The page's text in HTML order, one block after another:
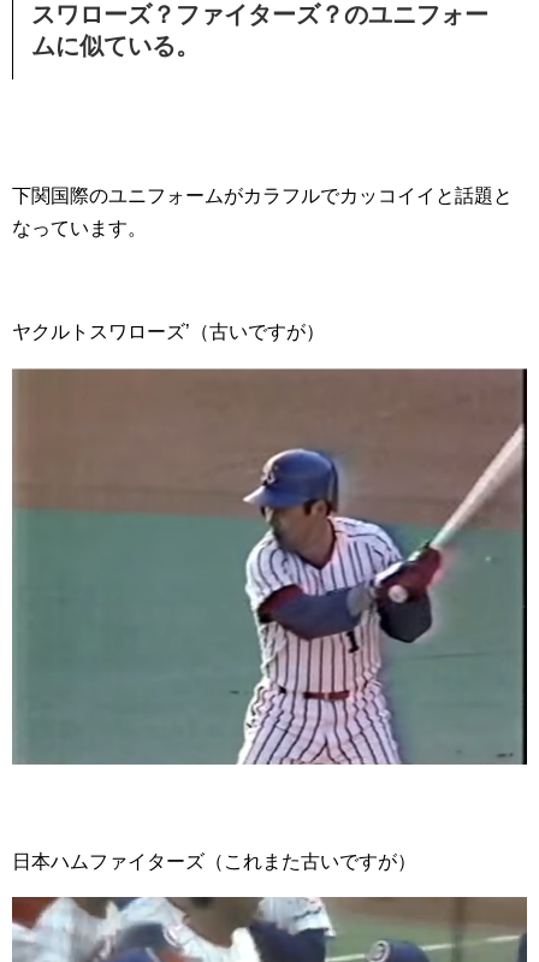
スワローズ？ファイターズ？のユニフォー
ムに似ている。
下関国際のユニフォームがカラフルでカッコイイと話題と
なっています。
ヤクルトスワローズ’（古いですが）
日本ハムファイターズ（これまた古いですが）